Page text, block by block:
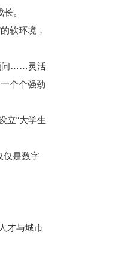
。
软环境，
问……灵活
个个强劲
立“大学生
仅是数字
才与城市